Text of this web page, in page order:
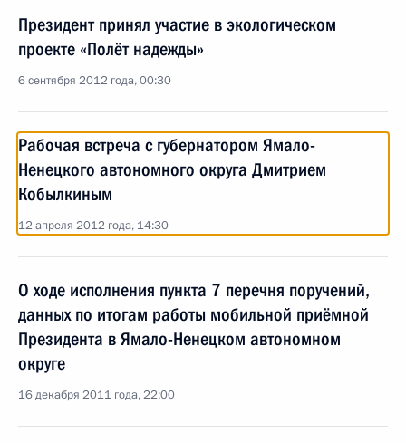
Президент принял участие в экологическом
проекте «Полёт надежды»
6 сентября 2012 года, 00:30
Рабочая встреча с губернатором Ямало-
Ненецкого автономного округа Дмитрием
Кобылкиным
12 апреля 2012 года, 14:30
О ходе исполнения пункта 7 перечня поручений,
данных по итогам работы мобильной приёмной
Президента в Ямало-Ненецком автономном
округе
16 декабря 2011 года, 22:00